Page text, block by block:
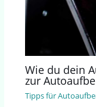
Wie du dein
zur
Tipps für